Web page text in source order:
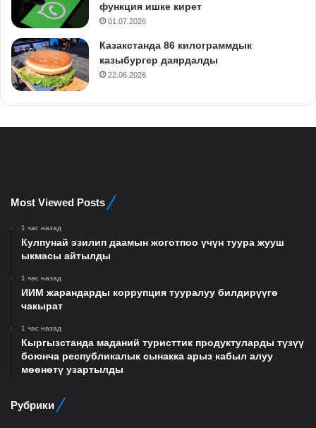
функция ишке кирет
01.07.2026
Казакстанда 86 килограммдык
казыбургер даярдалды
22.06.2026
Most Viewed Posts
1 час назад
Кулпунай эзилип даамын жоготпоо үчүн туура жууш
ыкмасы айтылды
1 час назад
ИИМ жарандарды коррупция тууралуу билдирүүгө
чакырат
1 час назад
Кыргызстанда маданий туристтик продуктуларды түзүү
боюнча республикалык сынакка арыз кабыл алуу
мөөнөтү узартылды
Рубрики